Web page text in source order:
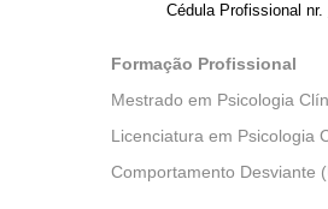
Cédula Profissional nr.
Formação Profissional
Mestrado em Psicologia
Licenciatura em Psicologia
Comportamento Desviante